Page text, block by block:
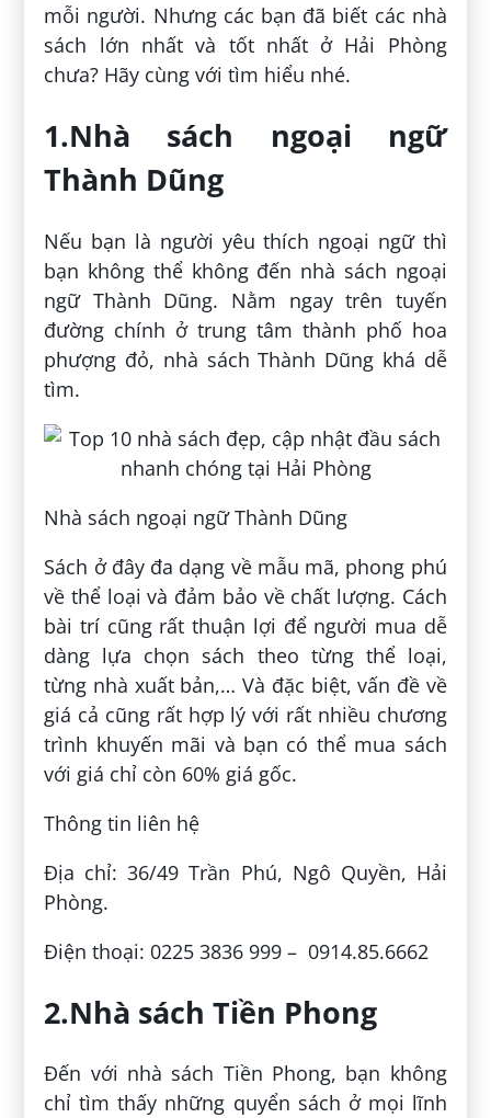
mỗi người. Nhưng các bạn đã biết các nhà
sách lớn nhất và tốt nhất ở Hải Phòng
chưa? Hãy cùng với tìm hiểu nhé.
1.Nhà sách ngoại ngữ
Thành Dũng
Nếu bạn là người yêu thích ngoại ngữ thì
bạn không thể không đến nhà sách ngoại
ngữ Thành Dũng. Nằm ngay trên tuyến
đường chính ở trung tâm thành phố hoa
phượng đỏ, nhà sách Thành Dũng khá dễ
tìm.
Nhà sách ngoại ngữ Thành Dũng
Sách ở đây đa dạng về mẫu mã, phong phú
về thể loại và đảm bảo về chất lượng. Cách
bài trí cũng rất thuận lợi để người mua dễ
dàng lựa chọn sách theo từng thể loại,
từng nhà xuất bản,… Và đặc biệt, vấn đề về
giá cả cũng rất hợp lý với rất nhiều chương
trình khuyến mãi và bạn có thể mua sách
với giá chỉ còn 60% giá gốc.
Thông tin liên hệ
Địa chỉ: 36/49 Trần Phú, Ngô Quyền, Hải
Phòng.
Điện thoại: 0225 3836 999 – 0914.85.6662
2.Nhà sách Tiền Phong
Đến với nhà sách Tiền Phong, bạn không
chỉ tìm thấy những quyển sách ở mọi lĩnh